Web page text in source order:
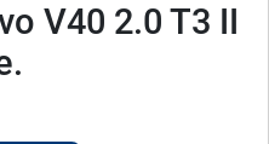
V40 2.0 T3 II